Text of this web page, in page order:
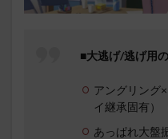
■大逃げ/逃げ用
アングリング
イ継承固有）
あっぱれ大盤